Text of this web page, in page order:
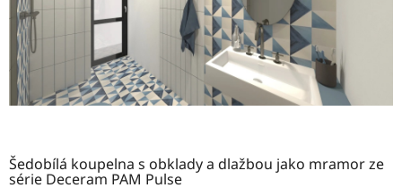
Šedobílá koupelna s obklady a dlažbou jako mramor ze
série Deceram PAM Pulse